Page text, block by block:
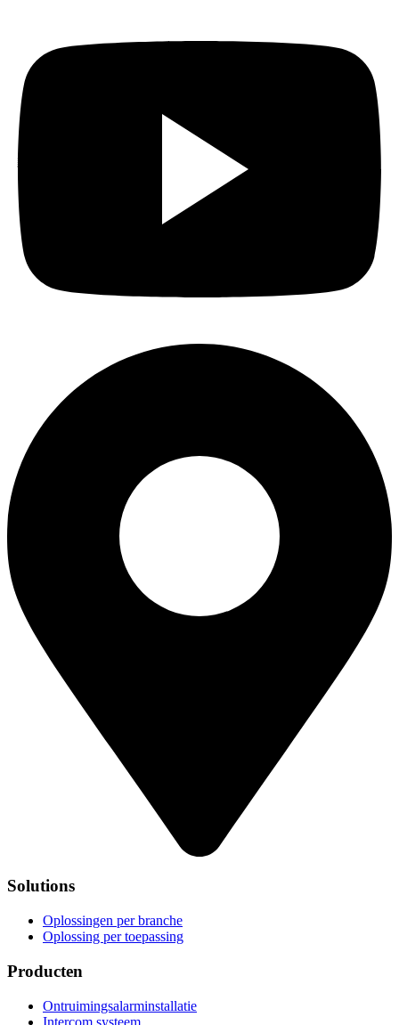
Solutions
Oplossingen per branche
Oplossing per toepassing
Producten
Ontruimingsalarminstallatie
Intercom systeem